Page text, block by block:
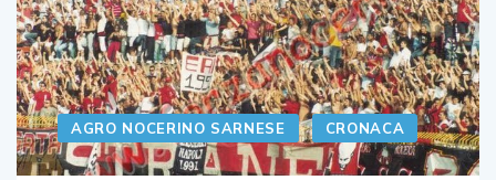
AGRO NOCERINO SARNESE CRONACA